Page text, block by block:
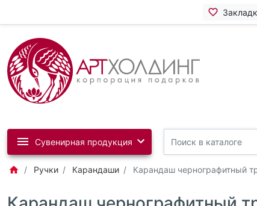
Сувенирная продукция
Ручки Карандаши Карандаш чернографитный